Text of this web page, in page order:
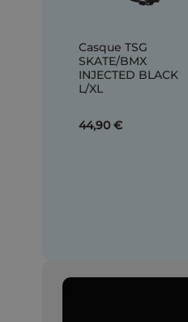
Casque TSG
SKATE/BMX
INJECTED BLACK
L/XL
44,90 €